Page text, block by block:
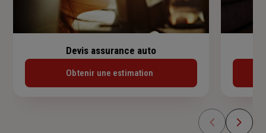
Devis assurance auto
Obtenir une estimation